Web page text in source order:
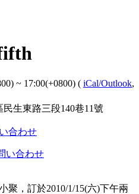
~ 17:00(+0800) ( iCal/Outlook,
生東路三段140巷11號
合わせ
い合わせ
聚，訂於2010/1/15(六)下午兩